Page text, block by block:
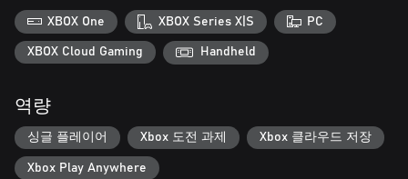
XBOX One XBOX Series X|S PC
XBOX Cloud Gaming Handheld
역량
싱글 플레이어 Xbox 도전 과제 Xbox 클라우드 저장
Xbox Play Anywhere